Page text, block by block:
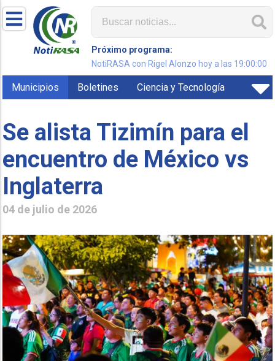
Próximo programa:
NotiRASA con Rigel Alonzo hoy a las 19:00:00
Municipios Boletines Ciencia y Tecnología
Se alista Tizimín para el
encuentro de México vs
Inglaterra
04 de julio de 2026